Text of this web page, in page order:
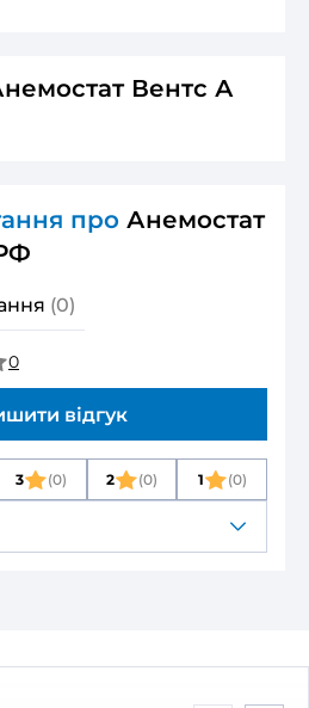
Вентс А
про Анемостат
(0)
0
відгук
3 (0) 2 (0) 1 (0)